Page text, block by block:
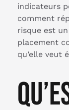
indicateurs
comment
risque est
placement
qu’elle veut